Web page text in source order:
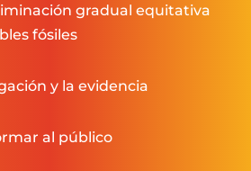
gradual equitativa
fósiles
y la evidencia
al público